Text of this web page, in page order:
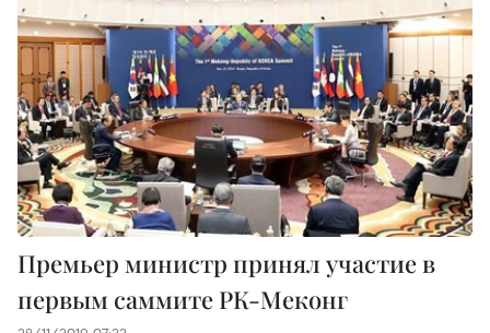
Премьер министр принял участие в
первым саммите РК-Меконг